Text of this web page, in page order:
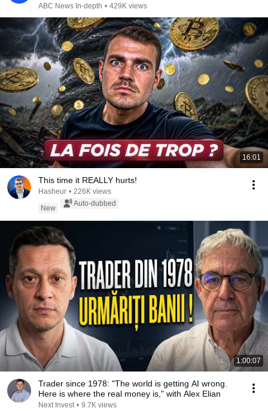
ABC News In-depth • 429K views
16:01
This time it REALLY hurts!
Hasheur • 226K views
New
Auto-dubbed
1:00:07
Trader since 1978: "The world is getting AI wrong.
Here is where the real money is," with Alex Elian
Next Invest • 9.7K views